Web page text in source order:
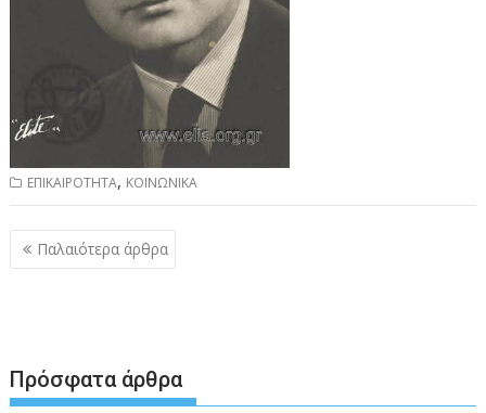
ΕΠΙΚΑΙΡΟΤΗΤΑ, ΚΟΙΝΩΝΙΚΑ
Πλοήγηση
άρθρων
Παλαιότερα άρθρα
Πρόσφατα άρθρα